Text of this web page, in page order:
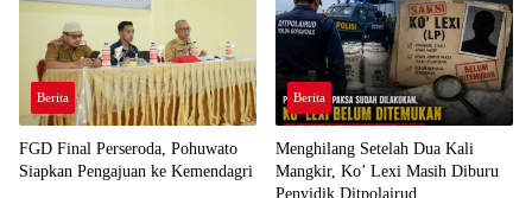
Berita
FGD Final Perseroda, Pohuwato
Siapkan Pengajuan ke Kemendagri
Berita
Menghilang Setelah Dua Kali
Mangkir, Ko’ Lexi Masih Diburu
Penyidik Ditpolairud